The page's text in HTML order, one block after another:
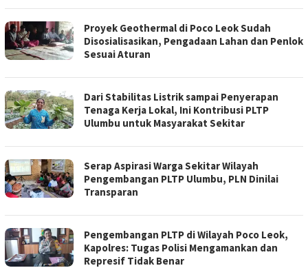
Proyek Geothermal di Poco Leok Sudah
Disosialisasikan, Pengadaan Lahan dan Penlok
Sesuai Aturan
Dari Stabilitas Listrik sampai Penyerapan
Tenaga Kerja Lokal, Ini Kontribusi PLTP
Ulumbu untuk Masyarakat Sekitar
Serap Aspirasi Warga Sekitar Wilayah
Pengembangan PLTP Ulumbu, PLN Dinilai
Transparan
Pengembangan PLTP di Wilayah Poco Leok,
Kapolres: Tugas Polisi Mengamankan dan
Represif Tidak Benar